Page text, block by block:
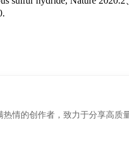
情的创作者，致力于分享高质